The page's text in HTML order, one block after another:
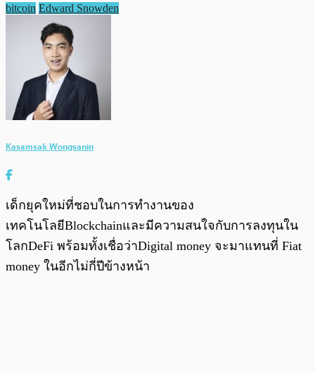
bitcoin Edward Snowden
Kasamsak Wongsanin
เด็กยุคใหม่ที่ชอบในการทำงานของ
เทคโนโลยีBlockchainและมีความสนใจกับการลงทุนใน
โลกDeFi พร้อมทั้งเชื่อว่าDigital money จะมาแทนที่ Fiat
money ในอีกไม่กี่ปีข้างหน้า